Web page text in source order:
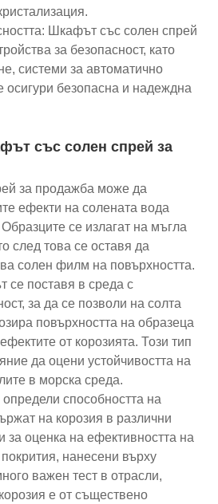
Шкафът със солен спрей
за безопасност, като
системи за автоматично
осигури безопасна и надеждна
със солен спрей за
за продажба може да
ефекти на солената вода
се излагат на мъгла
след това се оставя да
солен филм на повърхността.
се поставя в среда с
за да се позволи на солта
повърхността на образеца
от корозията. Този тип
да оцени устойчивостта на
в морска среда.
способността на
на корозия в различни
за оценка на ефективността на
нанесени върху
важен тест в отрасли,
е от съществено